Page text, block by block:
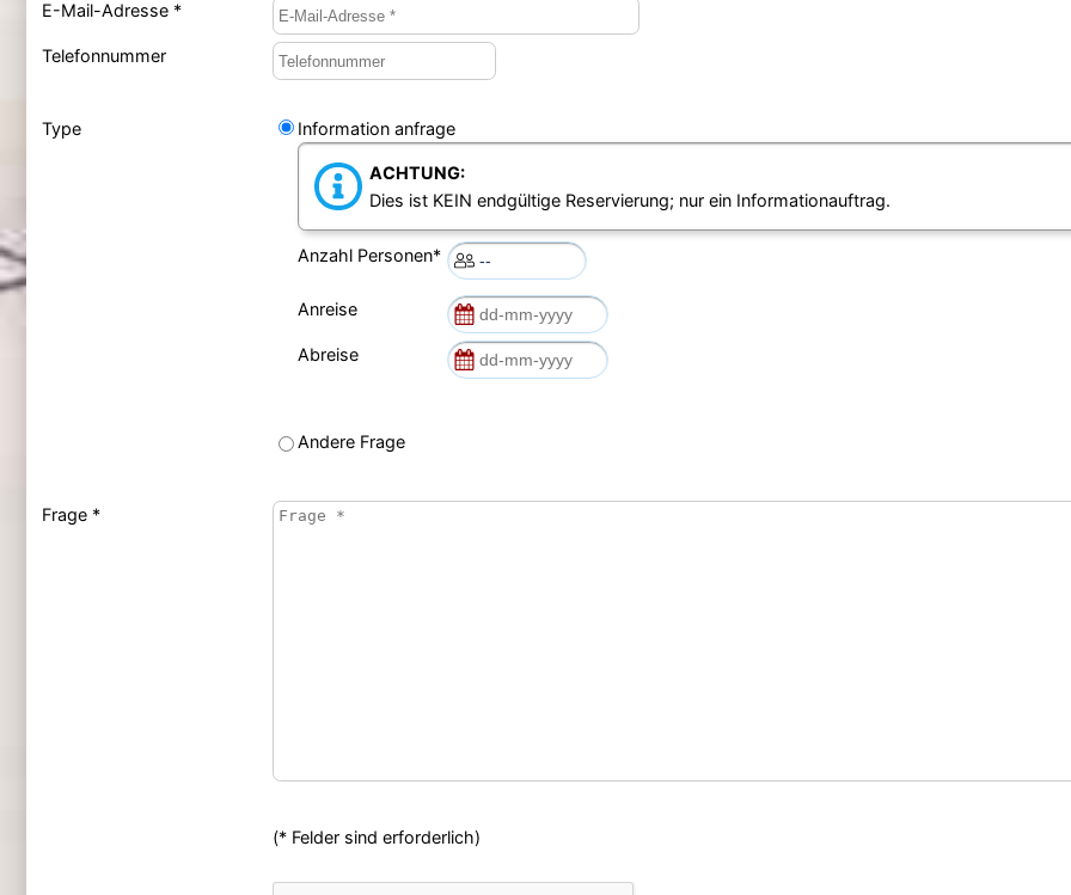
E-Mail-Adresse *
Telefonnummer
Type Information anfrage
ACHTUNG:
Dies ist KEIN endgültige Reservierung; nur ein Informationauftrag.
Anzahl Personen*
Anreise
Abreise
Andere Frage
Frage *
(* Felder sind erforderlich)